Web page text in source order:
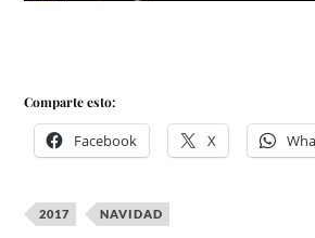
Comparte esto:
Facebook X
2017 NAVIDAD